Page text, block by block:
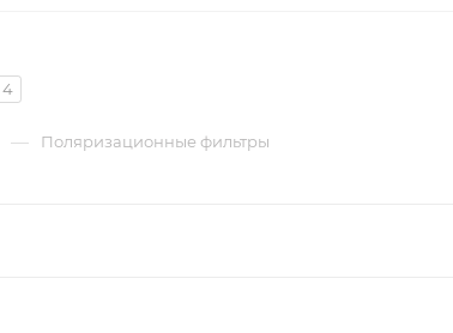
4
— Поляризационные фильтры